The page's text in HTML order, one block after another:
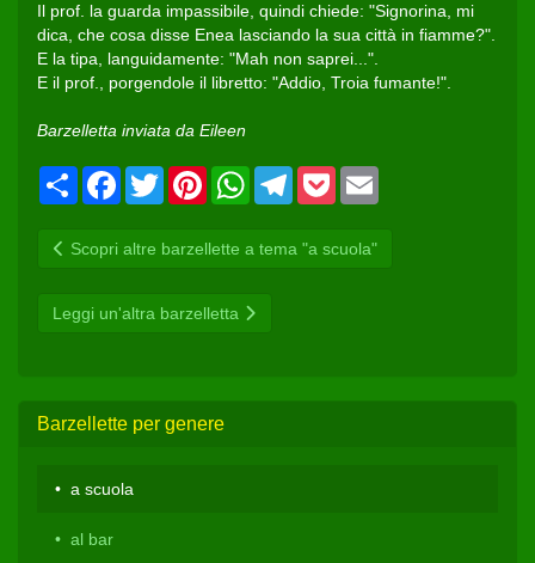
Il prof. la guarda impassibile, quindi chiede: "Signorina, mi
dica, che cosa disse Enea lasciando la sua città in fiamme?".
E la tipa, languidamente: "Mah non saprei...".
E il prof., porgendole il libretto: "Addio, Troia fumante!".
Barzelletta inviata da Eileen
CondividiFacebook
Twitter PinterestWhatsAppTelegram
Pocket
Scopri altre barzellette a tema "a scuola"
Leggi un'altra barzelletta
Barzellette per genere
a scuola
al bar